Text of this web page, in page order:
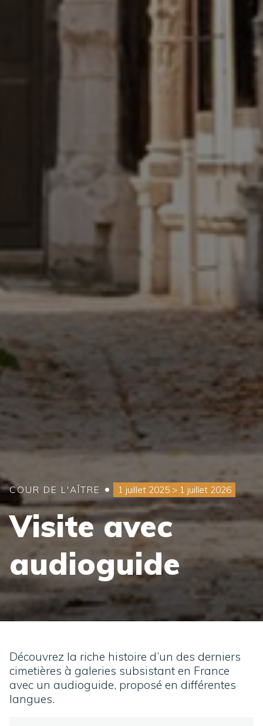
COUR DE L'AÎTRE • 1 juillet 2025 > 1 juillet 2026
Visite avec
audioguide
Découvrez la riche histoire d’un des derniers
cimetières à galeries subsistant en France
avec un audioguide, proposé en différentes
langues.